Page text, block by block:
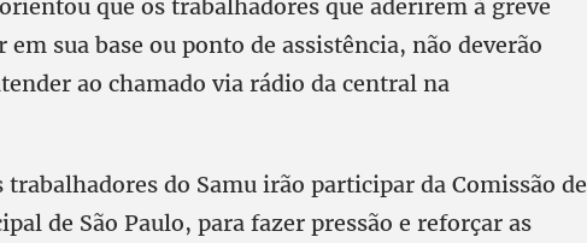
que os trabalhadores que aderirem à greve
em sua base ou ponto de assistência, não deverão
ao chamado via rádio da central na
trabalhadores do Samu irão participar da Comissão de
de São Paulo, para fazer pressão e reforçar as